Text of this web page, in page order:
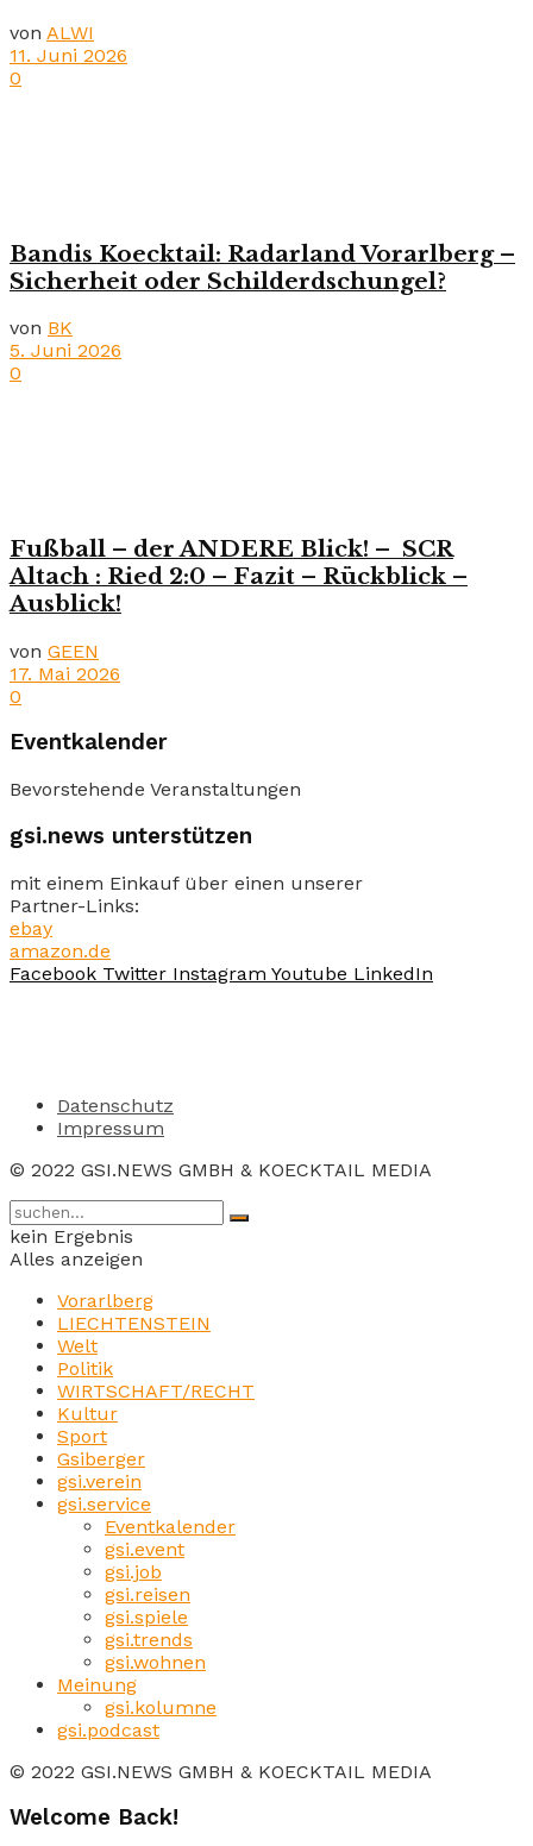
von ALWI
11. Juni 2026
0
Bandis Koecktail: Radarland Vorarlberg –
Sicherheit oder Schilderdschungel?
von BK
5. Juni 2026
0
Fußball – der ANDERE Blick! – SCR
Altach : Ried 2:0 – Fazit – Rückblick –
Ausblick!
von GEEN
17. Mai 2026
0
Eventkalender
Bevorstehende Veranstaltungen
gsi.news unterstützen
mit einem Einkauf über einen unserer
Partner-Links:
ebay
amazon.de
Facebook Twitter Instagram Youtube LinkedIn
Datenschutz
Impressum
© 2022 GSI.NEWS GMBH & KOECKTAIL MEDIA
kein Ergebnis
Alles anzeigen
Vorarlberg
LIECHTENSTEIN
Welt
Politik
WIRTSCHAFT/RECHT
Kultur
Sport
Gsiberger
gsi.verein
gsi.service
Eventkalender
gsi.event
gsi.job
gsi.reisen
gsi.spiele
gsi.trends
gsi.wohnen
Meinung
gsi.kolumne
gsi.podcast
© 2022 GSI.NEWS GMBH & KOECKTAIL MEDIA
Welcome Back!